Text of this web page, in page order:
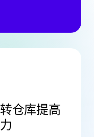
仓库提高